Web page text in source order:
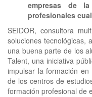
empresas de
profesionales
SEIDOR, consultora
soluciones tecnológicas,
una buena parte de los
Talent, una iniciativa
impulsar la formación
de los centros de
formación profesional de